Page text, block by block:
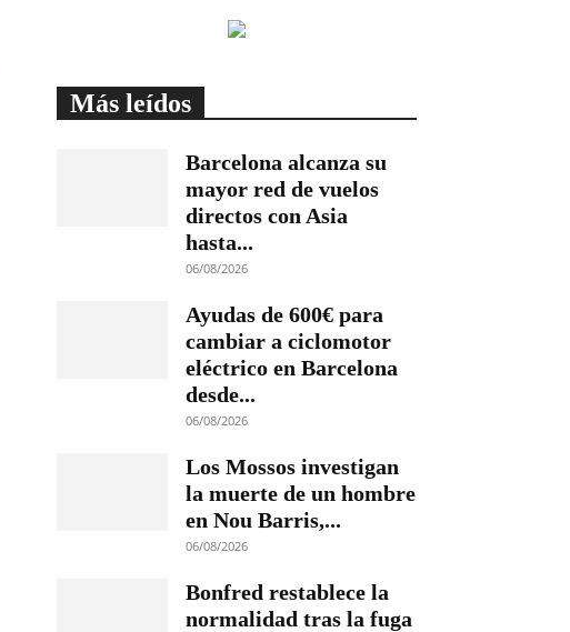
Más leídos
Barcelona alcanza su
mayor red de vuelos
directos con Asia
hasta...
06/08/2026
Ayudas de 600€ para
cambiar a ciclomotor
eléctrico en Barcelona
desde...
06/08/2026
Los Mossos investigan
la muerte de un hombre
en Nou Barris,...
06/08/2026
Bonfred restablece la
normalidad tras la fuga